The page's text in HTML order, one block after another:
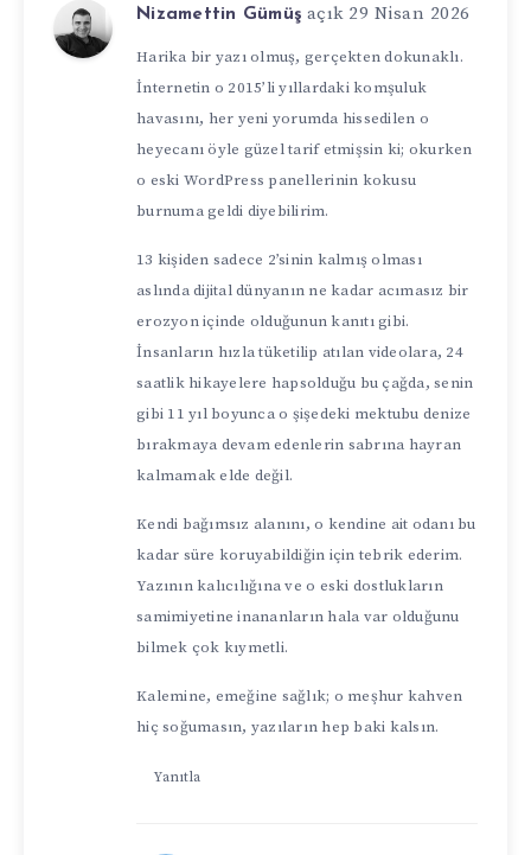
Nizamettin Gümüş açık 29 Nisan 2026
Harika bir yazı olmuş, gerçekten dokunaklı.
İnternetin o 2015’li yıllardaki komşuluk
havasını, her yeni yorumda hissedilen o
heyecanı öyle güzel tarif etmişsin ki; okurken
o eski WordPress panellerinin kokusu
burnuma geldi diyebilirim.
13 kişiden sadece 2’sinin kalmış olması
aslında dijital dünyanın ne kadar acımasız bir
erozyon içinde olduğunun kanıtı gibi.
İnsanların hızla tüketilip atılan videolara, 24
saatlik hikayelere hapsolduğu bu çağda, senin
gibi 11 yıl boyunca o şişedeki mektubu denize
bırakmaya devam edenlerin sabrına hayran
kalmamak elde değil.
Kendi bağımsız alanını, o kendine ait odanı bu
kadar süre koruyabildiğin için tebrik ederim.
Yazının kalıcılığına ve o eski dostlukların
samimiyetine inananların hala var olduğunu
bilmek çok kıymetli.
Kalemine, emeğine sağlık; o meşhur kahven
hiç soğumasın, yazıların hep baki kalsın.
Yanıtla